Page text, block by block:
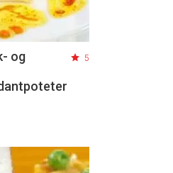
du ønsker å få
deg
og
5